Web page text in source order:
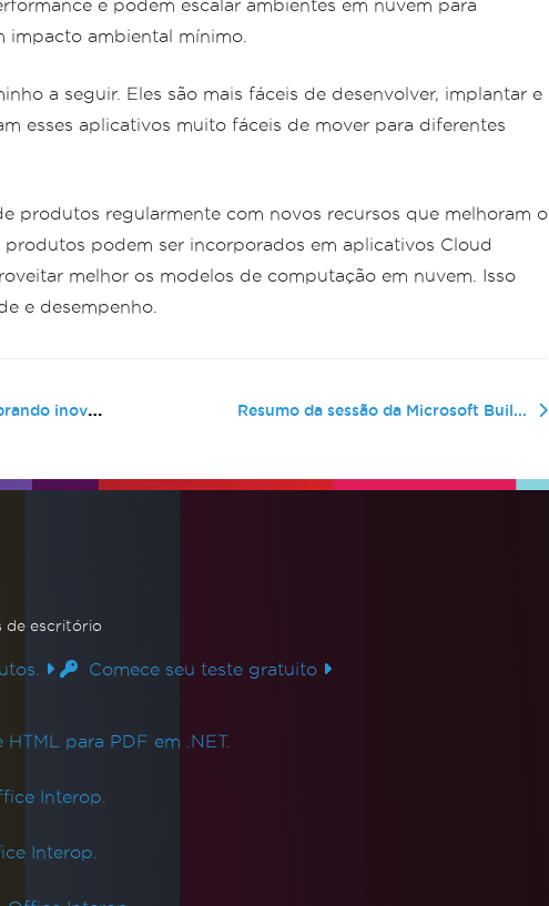
e podem escalar ambientes em nuvem para
impacto ambiental mínimo.
a seguir. Eles são mais fáceis de desenvolver, implantar e
esses aplicativos muito fáceis de mover para diferentes
produtos regularmente com novos recursos que melhoram o
produtos podem ser incorporados em aplicativos Cloud
melhor os modelos de computação em nuvem. Isso
e desempenho.
a longo prazo. Resumo da sessão da Microsoft Buil...
de escritório
Comece seu teste gratuito
para PDF em .NET.
Interop.
Interop.